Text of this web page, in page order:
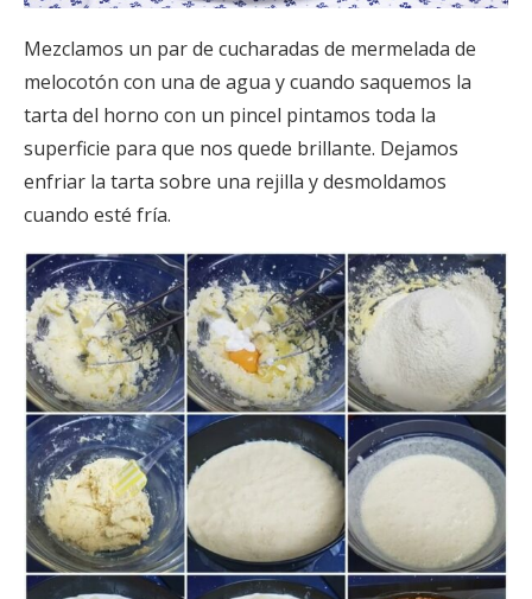
Mezclamos un par de cucharadas de mermelada de
melocotón con una de agua y cuando saquemos la
tarta del horno con un pincel pintamos toda la
superficie para que nos quede brillante. Dejamos
enfriar la tarta sobre una rejilla y desmoldamos
cuando esté fría.